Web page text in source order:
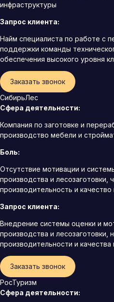
инфраструктуры
Запрос клиента:
Найм специалиста по работе с
поддержки команды
обеспечения высокого уровня
Заказать звонок
СибирьЛес
Сфера деятельности:
Компания по заготовке и
производство мебели и
Боль:
Отсутствие мотивации и
производства и лесозаготовки,
производительность и качество
Запрос клиента:
Внедрение системы оценки и
производства и лесозаготовки,
производительности и качества
Заказать звонок
РосТуризм
Сфера деятельности: